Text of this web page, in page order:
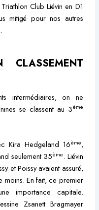
Club Liévin en D1
mitigé pour nos autres
intermédiaires, on ne
se classent au 3ème
Kira Hedgeland 16ème,
seulement 35ème. Liévin
et Poissy avaient assuré,
moins. En fait, ce premier
importance capitale.
Zsanett Bragmayer